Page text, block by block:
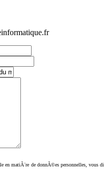
matiÃ¨re de donnÃ©es personnelles, vous